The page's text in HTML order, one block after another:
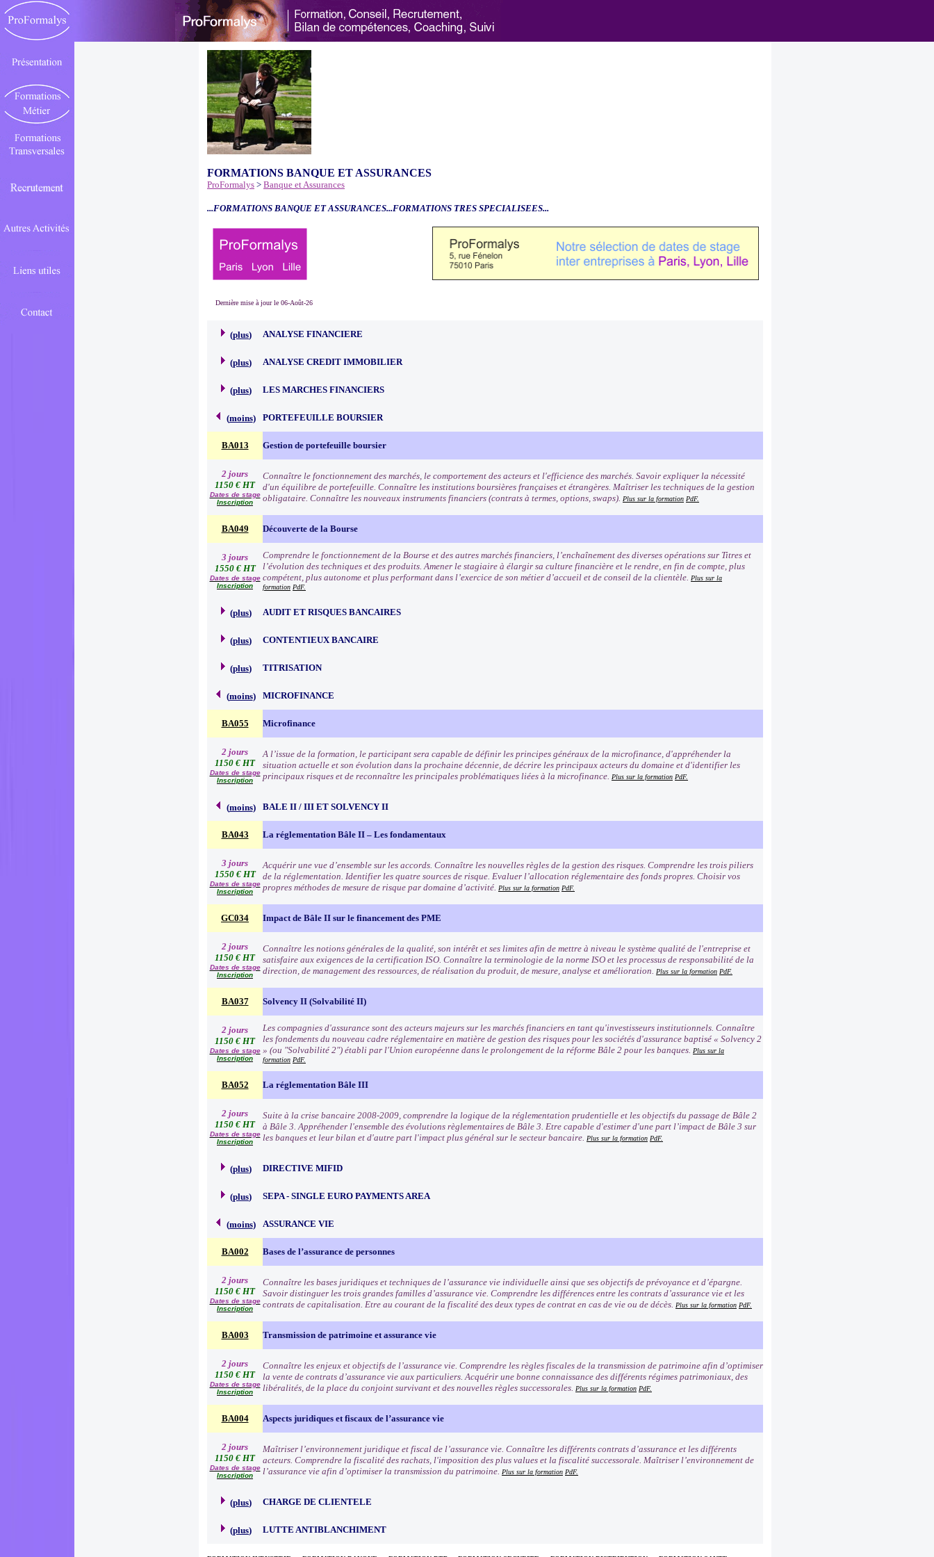
FORMATIONS BANQUE ET ASSURANCES
ProFormalys > Banque et Assurances
...FORMATIONS BANQUE ET ASSURANCES...FORMATIONS TRES SPECIALISEES...
Dernière mise à jour le 06-Août-26
(plus) ANALYSE FINANCIERE
(plus) ANALYSE CREDIT IMMOBILIER
(plus) LES MARCHES FINANCIERS
(moins) PORTEFEUILLE BOURSIER
BA013 Gestion de portefeuille boursier
2 jours
1150 € HT
Dates de stage
Inscription
Connaître le fonctionnement des marchés, le comportement des acteurs et l'efficience des marchés. Savoir expliquer la nécessité
d'un équilibre de portefeuille. Connaître les institutions boursières françaises et étrangères. Maîtriser les techniques de la gestion
obligataire. Connaître les nouveaux instruments financiers (contrats à termes, options, swaps). Plus sur la formation PdF.
BA049 Découverte de la Bourse
3 jours
1550 € HT
Dates de stage
Inscription
Comprendre le fonctionnement de la Bourse et des autres marchés financiers, l’enchaînement des diverses opérations sur Titres et
l’évolution des techniques et des produits. Amener le stagiaire à élargir sa culture financière et le rendre, en fin de compte, plus
compétent, plus autonome et plus performant dans l’exercice de son métier d’accueil et de conseil de la clientèle. Plus sur la
formation PdF.
(plus) AUDIT ET RISQUES BANCAIRES
(plus) CONTENTIEUX BANCAIRE
(plus) TITRISATION
(moins) MICROFINANCE
BA055 Microfinance
2 jours
1150 € HT
Dates de stage
Inscription
A l’issue de la formation, le participant sera capable de définir les principes généraux de la microfinance, d'appréhender la
situation actuelle et son évolution dans la prochaine décennie, de décrire les principaux acteurs du domaine et d'identifier les
principaux risques et de reconnaître les principales problématiques liées à la microfinance. Plus sur la formation PdF.
(moins) BALE II / III ET SOLVENCY II
BA043 La réglementation Bâle II – Les fondamentaux
3 jours
1550 € HT
Dates de stage
Inscription
Acquérir une vue d’ensemble sur les accords. Connaître les nouvelles règles de la gestion des risques. Comprendre les trois piliers
de la réglementation. Identifier les quatre sources de risque. Evaluer l’allocation réglementaire des fonds propres. Choisir vos
propres méthodes de mesure de risque par domaine d’activité. Plus sur la formation PdF.
GC034 Impact de Bâle II sur le financement des PME
2 jours
1150 € HT
Dates de stage
Inscription
Connaître les notions générales de la qualité, son intérêt et ses limites afin de mettre à niveau le système qualité de l'entreprise et
satisfaire aux exigences de la certification ISO. Connaître la terminologie de la norme ISO et les processus de responsabilité de la
direction, de management des ressources, de réalisation du produit, de mesure, analyse et amélioration. Plus sur la formation PdF.
BA037 Solvency II (Solvabilité II)
2 jours
1150 € HT
Dates de stage
Inscription
Les compagnies d'assurance sont des acteurs majeurs sur les marchés financiers en tant qu'investisseurs institutionnels. Connaître
les fondements du nouveau cadre réglementaire en matière de gestion des risques pour les sociétés d'assurance baptisé « Solvency 2
» (ou "Solvabilité 2") établi par l'Union européenne dans le prolongement de la réforme Bâle 2 pour les banques. Plus sur la
formation PdF.
BA052 La réglementation Bâle III
2 jours
1150 € HT
Dates de stage
Inscription
Suite à la crise bancaire 2008-2009, comprendre la logique de la réglementation prudentielle et les objectifs du passage de Bâle 2
à Bâle 3. Appréhender l'ensemble des évolutions règlementaires de Bâle 3. Etre capable d'estimer d'une part l’impact de Bâle 3 sur
les banques et leur bilan et d'autre part l'impact plus général sur le secteur bancaire. Plus sur la formation PdF.
(plus) DIRECTIVE MIFID
(plus) SEPA - SINGLE EURO PAYMENTS AREA
(moins) ASSURANCE VIE
BA002 Bases de l’assurance de personnes
2 jours
1150 € HT
Dates de stage
Inscription
Connaître les bases juridiques et techniques de l’assurance vie individuelle ainsi que ses objectifs de prévoyance et d’épargne.
Savoir distinguer les trois grandes familles d’assurance vie. Comprendre les différences entre les contrats d’assurance vie et les
contrats de capitalisation. Etre au courant de la fiscalité des deux types de contrat en cas de vie ou de décès. Plus sur la formation PdF.
BA003 Transmission de patrimoine et assurance vie
2 jours
1150 € HT
Dates de stage
Inscription
Connaître les enjeux et objectifs de l’assurance vie. Comprendre les règles fiscales de la transmission de patrimoine afin d’optimiser
la vente de contrats d’assurance vie aux particuliers. Acquérir une bonne connaissance des différents régimes patrimoniaux, des
libéralités, de la place du conjoint survivant et des nouvelles règles successorales. Plus sur la formation PdF.
BA004 Aspects juridiques et fiscaux de l’assurance vie
2 jours
1150 € HT
Dates de stage
Inscription
Maîtriser l’environnement juridique et fiscal de l’assurance vie. Connaître les différents contrats d’assurance et les différents
acteurs. Comprendre la fiscalité des rachats, l'imposition des plus values et la fiscalité successorale. Maîtriser l’environnement de
l’assurance vie afin d’optimiser la transmission du patrimoine. Plus sur la formation PdF.
(plus) CHARGE DE CLIENTELE
(plus) LUTTE ANTIBLANCHIMENT